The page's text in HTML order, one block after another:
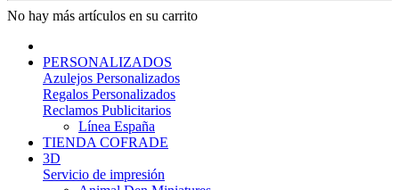
No hay más artículos en su carrito
PERSONALIZADOS
Azulejos Personalizados
Regalos Personalizados
Reclamos Publicitarios
Línea España
TIENDA COFRADE
3D
Servicio de impresión